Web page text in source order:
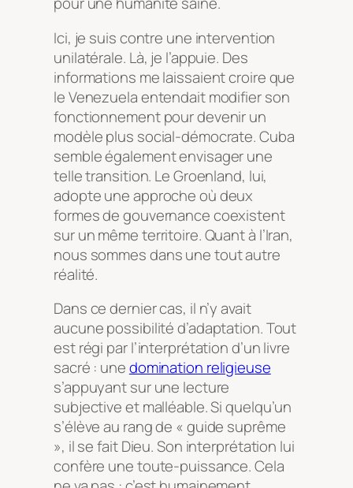
Ici, je suis contre une intervention
unilatérale. Là, je l’appuie. Des
informations me laissaient croire que
le Venezuela entendait modifier son
fonctionnement pour devenir un
modèle plus social-démocrate. Cuba
semble également envisager une
telle transition. Le Groenland, lui,
adopte une approche où deux
formes de gouvernance coexistent
sur un même territoire. Quant à l’Iran,
nous sommes dans une tout autre
réalité.
Dans ce dernier cas, il n’y avait
aucune possibilité d’adaptation. Tout
est régi par l’interprétation d’un livre
sacré : unedomination religieuse
s’appuyant sur une lecture
subjective et malléable. Si quelqu’un
s’élève au rang de « guide suprême
», il se fait Dieu. Son interprétation lui
confère une toute-puissance. Cela